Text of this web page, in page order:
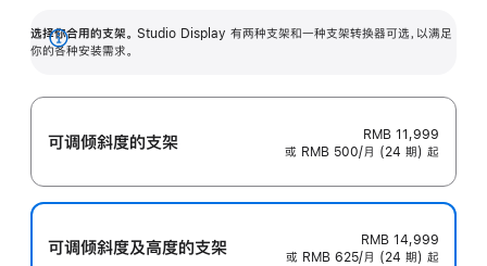
选择你合用的支架。 Studio Display 有两种支架和一种支架转换器可选，以满足
你的各种安装需求。
展
可调倾斜度的支架
RMB 11,999
或 RMB 500/月 (24 期) 起
可调倾斜度及高‍度的支‍架
RMB 14,999
或 RMB 625/月 (24 期) 起